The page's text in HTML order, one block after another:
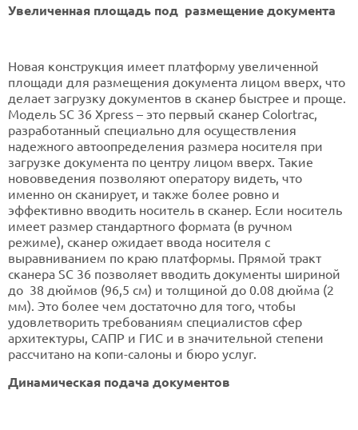
Увеличенная площадь под размещение документа
Новая конструкция имеет платформу увеличенной
площади для размещения документа лицом вверх, что
делает загрузку документов в сканер быстрее и проще.
Модель SC 36 Xpress – это первый сканер Colortrac,
разработанный специально для осуществления
надежного автоопределения размера носителя при
загрузке документа по центру лицом вверх. Такие
нововведения позволяют оператору видеть, что
именно он сканирует, и также более ровно и
эффективно вводить носитель в сканер. Если носитель
имеет размер стандартного формата (в ручном
режиме), сканер ожидает ввода носителя с
выравниванием по краю платформы. Прямой тракт
сканера SC 36 позволяет вводить документы шириной
до 38 дюймов (96,5 см) и толщиной до 0.08 дюйма (2
мм). Это более чем достаточно для того, чтобы
удовлетворить требованиям специалистов сфер
архитектуры, САПР и ГИС и в значительной степени
рассчитано на копи-салоны и бюро услуг.
Динамическая подача документов